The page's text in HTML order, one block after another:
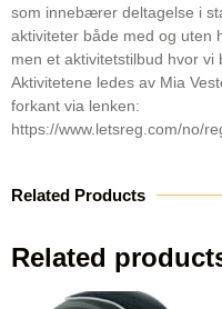
som innebærer deltagelse i
aktiviteter både med og uten
men et aktivitetstilbud hvor vi
Aktivitetene ledes av Mia
forkant via lenken:
https://www.letsreg.com/no/
Related Products
Related